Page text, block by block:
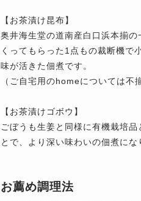
【お茶漬け昆布】
奥井海生堂の道南産白口浜本揃
くってもらった1点もの裁断機で
味が活きた佃煮です。
（ご自宅用のhomeについては不
【お茶漬けゴボウ】
ごぼうも生姜と同様に有機栽培
とで、より深い味わいの佃煮にな
お薦め調理法